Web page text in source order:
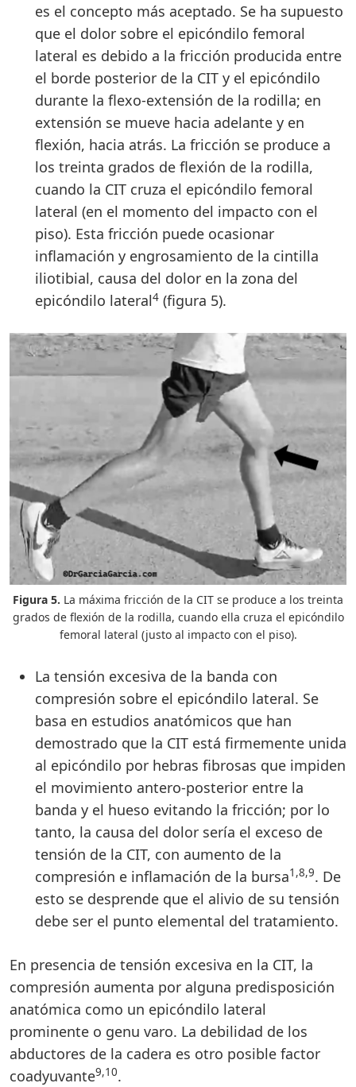
es el concepto más aceptado. Se ha supuesto
que el dolor sobre el epicóndilo femoral
lateral es debido a la fricción producida entre
el borde posterior de la CIT y el epicóndilo
durante la flexo-extensión de la rodilla; en
extensión se mueve hacia adelante y en
flexión, hacia atrás. La fricción se produce a
los treinta grados de flexión de la rodilla,
cuando la CIT cruza el epicóndilo femoral
lateral (en el momento del impacto con el
piso). Esta fricción puede ocasionar
inflamación y engrosamiento de la cintilla
iliotibial, causa del dolor en la zona del
epicóndilo lateral4 (figura 5).
Figura 5. La máxima fricción de la CIT se produce a los treinta
grados de flexión de la rodilla, cuando ella cruza el epicóndilo
femoral lateral (justo al impacto con el piso).
La tensión excesiva de la banda con
compresión sobre el epicóndilo lateral. Se
basa en estudios anatómicos que han
demostrado que la CIT está firmemente unida
al epicóndilo por hebras fibrosas que impiden
el movimiento antero-posterior entre la
banda y el hueso evitando la fricción; por lo
tanto, la causa del dolor sería el exceso de
tensión de la CIT, con aumento de la
compresión e inflamación de la bursa1,8,9. De
esto se desprende que el alivio de su tensión
debe ser el punto elemental del tratamiento.
En presencia de tensión excesiva en la CIT, la
compresión aumenta por alguna predisposición
anatómica como un epicóndilo lateral
prominente o genu varo. La debilidad de los
abductores de la cadera es otro posible factor
coadyuvante9,10.